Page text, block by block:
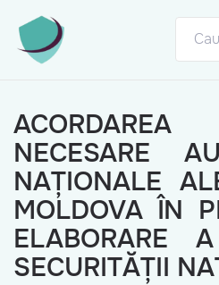
ACORDAREA
NECESARE
NAȚIONALE
MOLDOVA ÎN
ELABORARE
SECURITĂȚII